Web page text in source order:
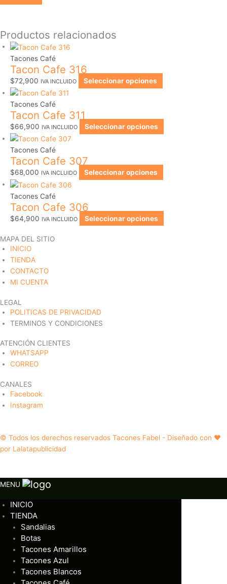
Productos relacionados
Tacones Café
Tacon Cafe 316
$72,900 IVA INCLUIDO Seleccionar opciones
Tacones Café
Tacon Cafe 311
$66,900 IVA INCLUIDO Seleccionar opciones
Tacones Café
Tacon Cafe 307
$68,000 IVA INCLUIDO Seleccionar opciones
Tacones Café
Tacon Cafe 306
$64,900 IVA INCLUIDO Seleccionar opciones
MAPA DEL SITIO
INICIO
TIENDA
CONTACTO
MI CUENTA
LEGAL
POLITICAS DE PRIVACIDAD
TERMINOS Y CONDICIONES
ATENCIÓN CLIENTES
WHATSAPP
CORREO
CANALES
Facebook
Instagram
© Todos los derechos reservados Tacones Fabel - Diseñado con ❤️
por Lalatapublicidad
MENU
INICIO
TIENDA
Sandalias
Botas
Tacones Amarillos
Tacones Azul
Tacones Blancos